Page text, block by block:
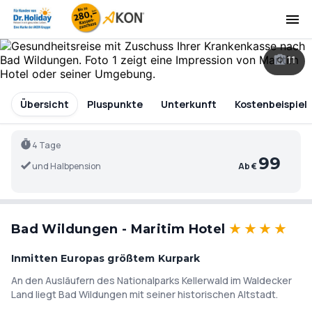
11
Übersicht Pluspunkte Unterkunft Kostenbeispiel
4 Tage
und Halbpension
Ab €99
Bad Wildungen - Maritim Hotel ★ ★★★
Inmitten Europas größtem Kurpark
An den Ausläufern des Nationalparks Kellerwald im Waldecker
Land liegt Bad Wildungen mit seiner historischen Altstadt.